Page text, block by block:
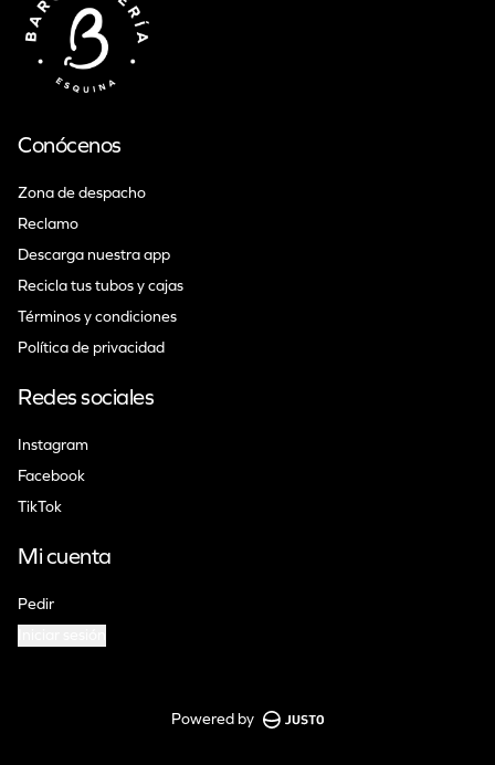
Conócenos
Zona de despacho
Reclamo
Descarga nuestra app
Recicla tus tubos y cajas
Términos y condiciones
Política de privacidad
Redes sociales
Instagram
Facebook
TikTok
Mi cuenta
Pedir
Powered by